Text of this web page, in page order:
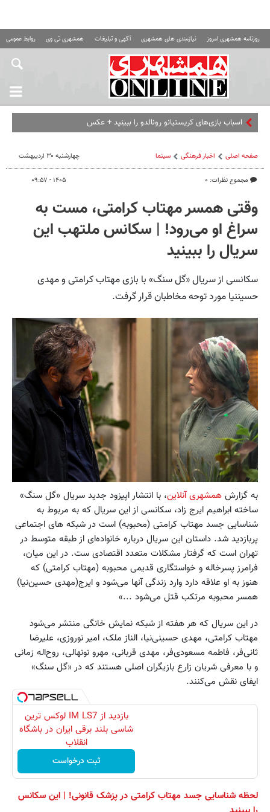
روزنامه همشهری امروز نیازمندی های همشهری آگهی و تبلیغات همشهری تی وی روابط عمومی
اسباب‌ بازی‌های کریستیانو رونالدو را ببینید + عکس
صفحه اصلی اخبار فرهنگی سینما
مجموع نظرات: ۰
چهارشنبه ۳۰ اردیبهشت
۱۴۰۵ - ۰۹:۵۷
وقتی همسر مهتاب کرامتی، مست به
سراغ او می‌رود! | سکانس ملتهب این
سریال را ببینید
سکانسی از سریال «گل سنگ» با بازی مهتاب کرامتی و مهدی
حسیننیا مورد توحه مخاطبان قرار گرفت.
به گزارش همشهری آنلاین، با انتشار اپیزود جدید سریال «گل سنگ»
ساخته ابراهیم ایرج زاد، سکانسی از این سریال که به مربوط به
شناسایی جسد مهتاب کرامتی (محبوبه) است در شبکه های اجتماعی
پربازدید شد. داستان این سریال درباره خانواده‌ای از طبقه متوسط در
تهران است که گرفتار مشکلات متعدد اقتصادی ست. در این میان،
فرامرز پسرخاله و خواستگاری قدیمی محبوبه (مهتاب کرامتی) که
هنوز به او علاقه دارد وارد زندگی آنها می‌شود و ایرج(مهدی حسین‌نیا)
همسر محبوبه مرتکب قتل می‌شود ...»
در این سریال که هر هفته از شبکه نمایش خانگی منتشر می‌شود
مهتاب کرامتی، مهدی حسینی‌نیا، الناز ملک، امیر نوروزی، علیرضا
ثانی‌فر، فاطمه مسعودی‌فر، مهدی قربانی، مهرو نونهالی، روح‌اله زمانی
و با معرفی شریان زارع بازیگران اصلی هستند که در «گل سنگ»
ایفای نقش می‌کنند.
بازدید از IM LS7 لوکس ترین
شاسی بلند برقی ایران در باشگاه
انقلاب
ثبت درخواست
لحظه‌ شناسایی جسد مهتاب کرامتی در پزشک قانونی! | این سکانس